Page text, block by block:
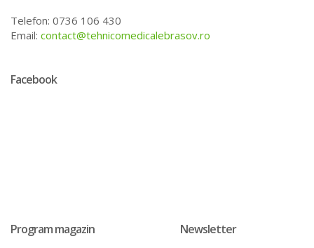
Telefon: 0736 106 430
Email: contact@tehnicomedicalebrasov.ro
Facebook
Program magazin Newsletter